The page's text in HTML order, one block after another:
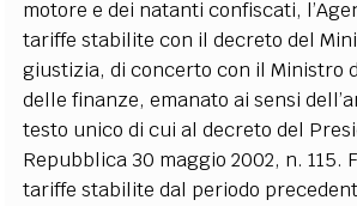
motore e dei natanti confiscati,
tariffe stabilite con il decreto del
giustizia, di concerto con il Ministro
delle finanze, emanato ai sensi
testo unico di cui al decreto del
Repubblica 30 maggio 2002, n. 115.
tariffe stabilite dal periodo